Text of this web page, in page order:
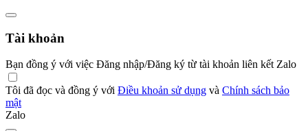
Tài khoản
Bạn đồng ý với việc Đăng nhập/Đăng ký từ tài khoản liên kết Zalo
Tôi đã đọc và đồng ý với Điều khoản sử dụng và Chính sách bảo
mật
Zalo